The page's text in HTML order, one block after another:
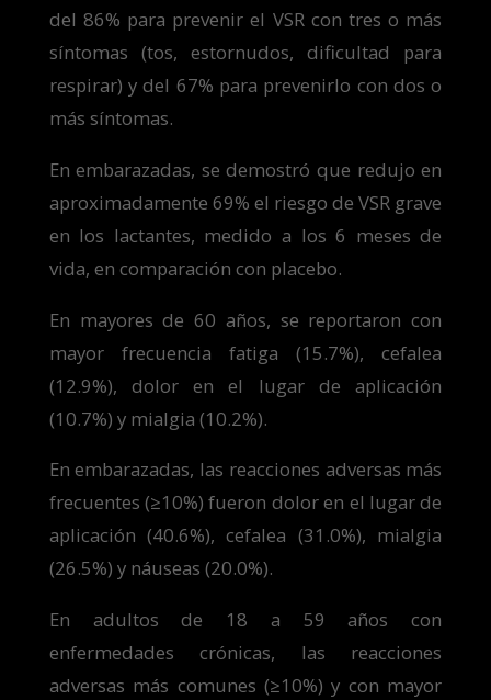
del 86% para prevenir el VSR con tres o más
síntomas (tos, estornudos, dificultad para
respirar) y del 67% para prevenirlo con dos o
más síntomas.
En embarazadas, se demostró que redujo en
aproximadamente 69% el riesgo de VSR grave
en los lactantes, medido a los 6 meses de
vida, en comparación con placebo.
En mayores de 60 años, se reportaron con
mayor frecuencia fatiga (15.7%), cefalea
(12.9%), dolor en el lugar de aplicación
(10.7%) y mialgia (10.2%).
En embarazadas, las reacciones adversas más
frecuentes (≥10%) fueron dolor en el lugar de
aplicación (40.6%), cefalea (31.0%), mialgia
(26.5%) y náuseas (20.0%).
En adultos de 18 a 59 años con
enfermedades crónicas, las reacciones
adversas más comunes (≥10%) y con mayor